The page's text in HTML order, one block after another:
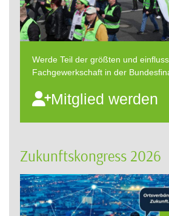
Werde Teil der größten und
Fachgewerkschaft in der
Mitglied werden
Zukunftskongress 2026